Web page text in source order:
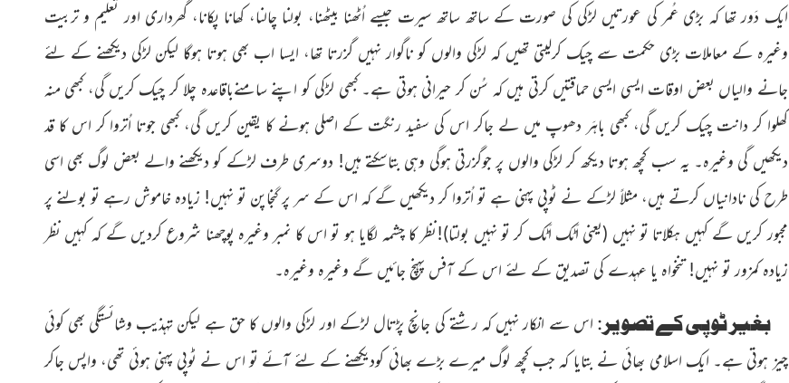
ایک دَور تھا کہ بڑی عُمر کی عورتیں لڑکی کی صورت کے ساتھ ساتھ سیرت جیسے اُٹھنا بیٹھنا، بولنا چالنا، کھانا پکانا، گھرداری اور تعلیم و تربیت
وغیرہ کے معاملات بڑی حکمت سے چیک کرلیتی تھیں کہ لڑکی والوں کو ناگوار نہیں گزرتا تھا، ایسا اب بھی ہوتا ہوگا لیکن لڑکی دیکھنے کے لئے
جانے والیاں بعض اوقات ایسی ایسی حماقتیں کرتی ہیں کہ سُن کر حیرانی ہوتی ہے۔ کبھی لڑکی کو اپنے سامنےباقاعدہ چلا کر چیک کریں گی، کبھی منہ
کھلوا کر دانت چیک کریں گی، کبھی باہَر دھوپ میں لے جاکر اس کی سفید رنگت کے اصلی ہونے کا یقین کریں گی، کبھی جوتا اُتروا کر اس کا قد
دیکھیں گی وغیرہ۔ یہ سب کچھ ہوتا دیکھ کر لڑکی والوں پر جوگزرتی ہوگی وہی بتاسکتے ہیں! دوسری طرف لڑکے کو دیکھنے والے بعض لوگ بھی اسی
طرح کی نادانیاں کرتے ہیں، مثلاً لڑکے نے ٹوپی پہنی ہے تو اُتروا کر دیکھیں گے کہ اس کے سر پر گنجاپن تو نہیں! زیادہ خاموش رہے تو بولنے پر
مجبور کریں گے کہیں ہکلاتا تو نہیں (یعنی اَٹک اَٹک کر تو نہیں بولتا)!نظر کا چشمہ لگایا ہو تو اس کا نمبر وغیرہ پوچھنا شروع کردیں گے کہ کہیں نظر
زیادہ کمزور تو نہیں! تنخواہ یا عہدے کی تصدیق کے لئے اس کے آفس پہنچ جائیں گے وغیرہ وغیرہ۔
بغیر ٹوپی کے تصویر: اس سے انکار نہیں کہ رشتے کی جانچ پڑتال لڑکے اور لڑکی والوں کا حق ہے لیکن تہذیب وشائستگی بھی کوئی
چیز ہوتی ہے۔ ایک اسلامی بھائی نے بتایا کہ جب کچھ لوگ میرے بڑے بھائی کودیکھنے کے لئے آئے تو اس نے ٹوپی پہنی ہوئی تھی، واپس جاکر